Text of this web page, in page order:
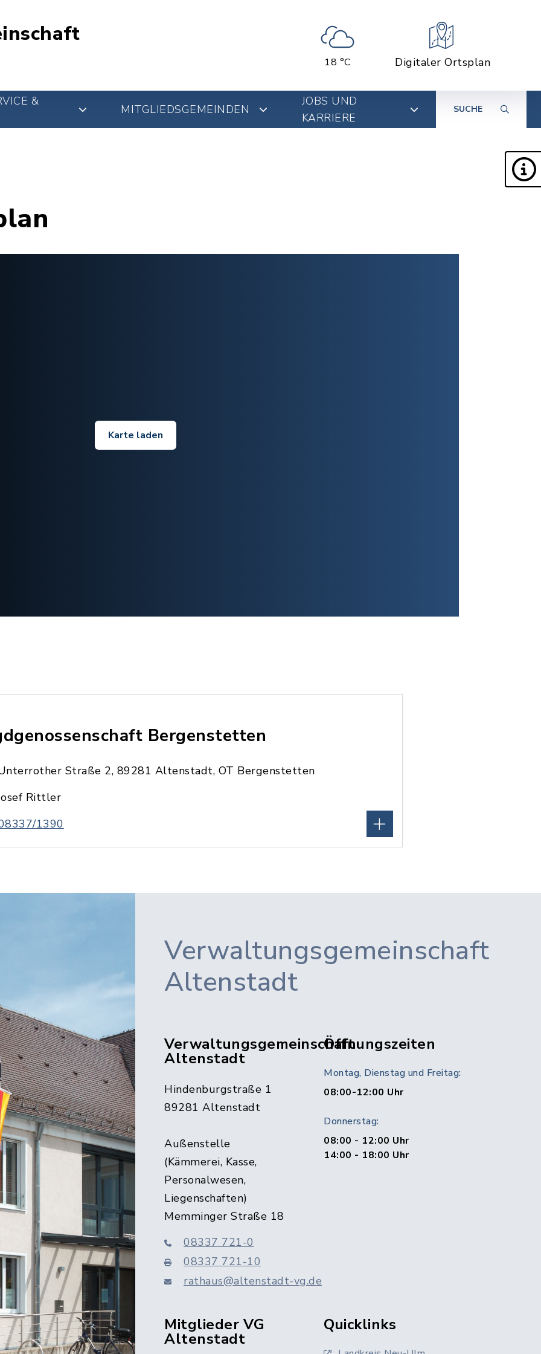
18 °C Digitaler Ortsplan
&
MITGLIEDSGEMEINDEN
JOBS UND
KARRIERE
SUCHE
Karte laden
Bergenstetten
Straße 2, 89281 Altenstadt, OT Bergenstetten
Rittler
1390
Verwaltungsgemeinschaft
Altenstadt
Verwaltungsgemeinschaft
Altenstadt
Hindenburgstraße 1
89281 Altenstadt
Außenstelle
(Kämmerei, Kasse,
Personalwesen,
Liegenschaften)
Memminger Straße 18
08337 721-0
08337 721-10
rathaus@altenstadt-vg.de
Öffnungszeiten
Montag, Dienstag und Freitag:
08:00-12:00 Uhr
Donnerstag:
08:00 - 12:00 Uhr
14:00 - 18:00 Uhr
Mitglieder VG
Altenstadt
Quicklinks